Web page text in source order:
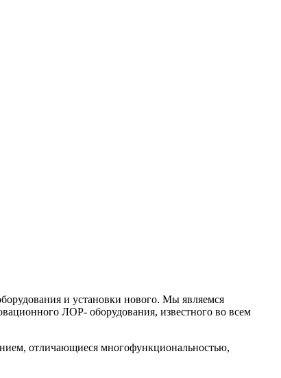
и установки нового. Мы являемся
ЛОР- оборудования, известного во всем
отличающиеся многофункциональностью,